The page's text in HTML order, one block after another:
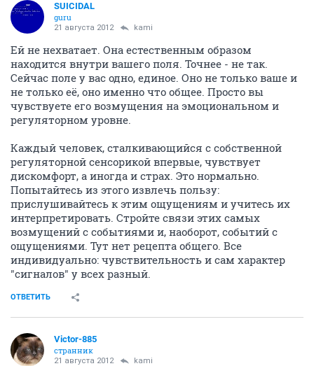
SUICIDAL
guru
21 августа 2012 kami
Ей не нехватает. Она естественным образом
находится внутри вашего поля. Точнее - не так.
Сейчас поле у вас одно, единое. Оно не только ваше и
не только её, оно именно что общее. Просто вы
чувствуете его возмущения на эмоциональном и
регуляторном уровне.
Каждый человек, сталкивающийся с собственной
регуляторной сенсорикой впервые, чувствует
дискомфорт, а иногда и страх. Это нормально.
Попытайтесь из этого извлечь пользу:
прислушивайтесь к этим ощущениям и учитесь их
интерпретировать. Стройте связи этих самых
возмущений с событиями и, наоборот, событий с
ощущениями. Тут нет рецепта общего. Все
индивидуально: чувствительность и сам характер
"сигналов" у всех разный.
ОТВЕТИТЬ
Victor-885
странник
21 августа 2012 kami